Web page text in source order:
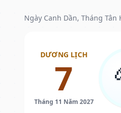
Ngày Canh Dần, Tháng
DƯƠNG LỊCH
7
Tháng 11 Năm 2027